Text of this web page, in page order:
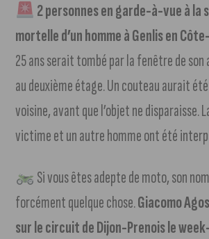
2 personnes en garde-à-vue à la
mortelle d’un homme à Genlis en
25 ans serait tombé par la fenêtre de
au deuxième étage. Un couteau aurait
voisine, avant que l’objet ne disparaisse.
victime et un autre homme ont été
Si vous êtes adepte de moto, son
forcément quelque chose.Giacomo
sur le circuit de Dijon-Prenois le